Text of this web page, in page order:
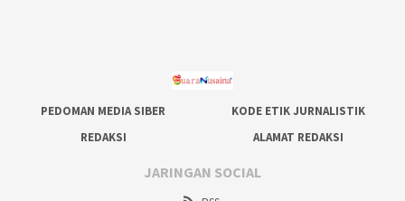
PEDOMAN MEDIA SIBER
KODE ETIK JURNALISTIK
REDAKSI
ALAMAT REDAKSI
JARINGAN SOCIAL